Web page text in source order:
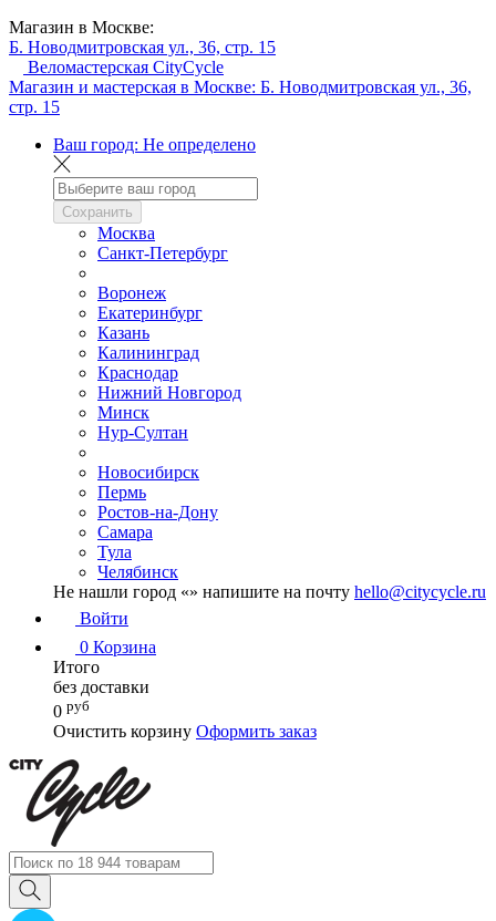
Магазин в Москве:
Б. Новодмитровская ул., 36, стр. 15
Веломастерская CityCycle
Магазин и мастерская в Москве: Б. Новодмитровская ул., 36,
стр. 15
Ваш город: Не определено
Сохранить
Москва
Санкт-Петербург
Воронеж
Екатеринбург
Казань
Калининград
Краснодар
Нижний Новгород
Минск
Нур-Султан
Новосибирск
Пермь
Ростов-на-Дону
Самара
Тула
Челябинск
Не нашли город «» напишите на почту hello@citycycle.ru
Войти
0 Корзина
Итого
без доставки
0 руб
Очистить корзину Оформить заказ